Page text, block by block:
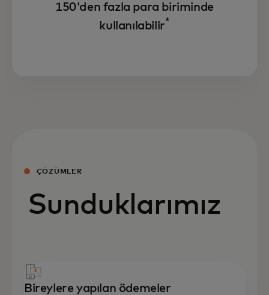
150'den fazla para biriminde
kullanılabilir*
ÇÖZÜMLER
Sunduklarımız
Bireylere yapılan ödemeler